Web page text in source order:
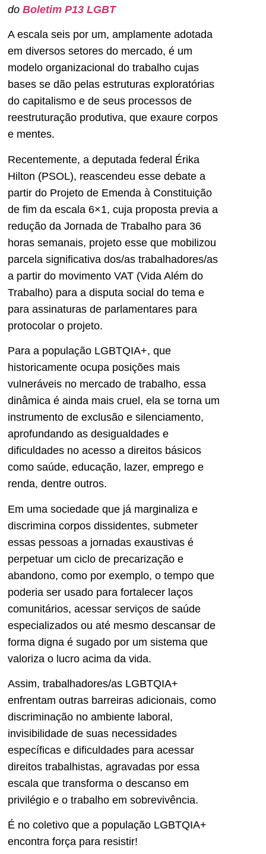
do Boletim P13 LGBT
A escala seis por um, amplamente adotada
em diversos setores do mercado, é um
modelo organizacional do trabalho cujas
bases se dão pelas estruturas exploratórias
do capitalismo e de seus processos de
reestruturação produtiva, que exaure corpos
e mentes.
Recentemente, a deputada federal Érika
Hilton (PSOL), reascendeu esse debate a
partir do Projeto de Emenda à Constituição
de fim da escala 6×1, cuja proposta previa a
redução da Jornada de Trabalho para 36
horas semanais, projeto esse que mobilizou
parcela significativa dos/as trabalhadores/as
a partir do movimento VAT (Vida Além do
Trabalho) para a disputa social do tema e
para assinaturas de parlamentares para
protocolar o projeto.
Para a população LGBTQIA+, que
historicamente ocupa posições mais
vulneráveis no mercado de trabalho, essa
dinâmica é ainda mais cruel, ela se torna um
instrumento de exclusão e silenciamento,
aprofundando as desigualdades e
dificuldades no acesso a direitos básicos
como saúde, educação, lazer, emprego e
renda, dentre outros.
Em uma sociedade que já marginaliza e
discrimina corpos dissidentes, submeter
essas pessoas a jornadas exaustivas é
perpetuar um ciclo de precarização e
abandono, como por exemplo, o tempo que
poderia ser usado para fortalecer laços
comunitários, acessar serviços de saúde
especializados ou até mesmo descansar de
forma digna é sugado por um sistema que
valoriza o lucro acima da vida.
Assim, trabalhadores/as LGBTQIA+
enfrentam outras barreiras adicionais, como
discriminação no ambiente laboral,
invisibilidade de suas necessidades
específicas e dificuldades para acessar
direitos trabalhistas, agravadas por essa
escala que transforma o descanso em
privilégio e o trabalho em sobrevivência.
É no coletivo que a população LGBTQIA+
encontra força para resistir!